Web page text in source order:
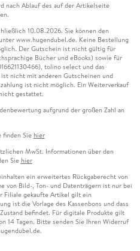
nach Ablauf des auf der Artikelseite
10.08.2026. Sie können den
www.hugendubel.de. Keine Bestellung
Der Gutschein ist nicht gültig für
Bücher und eBooks) sowie für
tolino select und das
nicht mit anderen Gutscheinen und
ist nicht möglich. Ein Weiterverkauf
gestattet.
aufgrund der großen Zahl an
finden Sie hier
MwSt. Informationen über den
Sie hier
ein erweitertes Rückgaberecht von
von Bild-, Ton- und Datenträgern ist nur bei
Filiale gekaufte Artikel gilt ein
ist die Vorlage des Kassenbons und dass
befindet. Für digitale Produkte gilt
14 Tagen. Bitte senden Sie Ihren Widerruf